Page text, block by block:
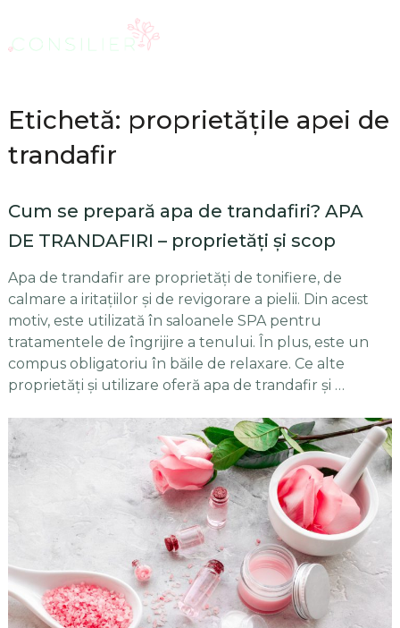
Etichetă: proprietăţile apei de
trandafir
Cum se prepară apa de trandafiri? APA
DE TRANDAFIRI – proprietăţi şi scop
Apa de trandafir are proprietăţi de tonifiere, de
calmare a iritaţiilor şi de revigorare a pielii. Din acest
motiv, este utilizată în saloanele SPA pentru
tratamentele de îngrijire a tenului. În plus, este un
compus obligatoriu în băile de relaxare. Ce alte
proprietăţi şi utilizare oferă apa de trandafir şi …